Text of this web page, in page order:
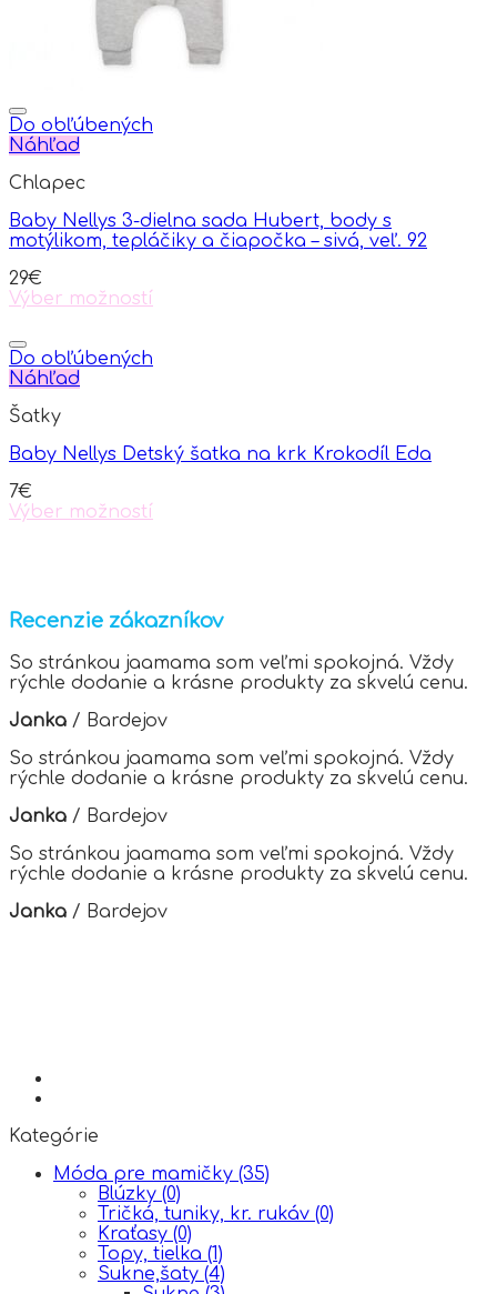
Do obľúbených
Náhľad
Chlapec
Baby Nellys 3-dielna sada Hubert, body s
motýlikom, tepláčiky a čiapočka – sivá, veľ. 92
29€
Výber možností
product
has
multiple
The
may
chosen
on
Do obľúbených
Náhľad
Šatky
Baby Nellys Detský šatka na krk Krokodíl Eda
7€
Výber možností
variants.
The
options
may
be
chosen
on
the
product
page
Recenzie zákazníkov
So stránkou jaamama som veľmi spokojná. Vždy
rýchle dodanie a krásne produkty za skvelú cenu.
Janka / Bardejov
So stránkou jaamama som veľmi spokojná. Vždy
rýchle dodanie a krásne produkty za skvelú cenu.
Janka / Bardejov
So stránkou jaamama som veľmi spokojná. Vždy
rýchle dodanie a krásne produkty za skvelú cenu.
Janka / Bardejov
Kategórie
Móda pre mamičky (35)
Blúzky (0)
Tričká, tuniky, kr. rukáv (0)
Kraťasy (0)
Topy, tielka (1)
Sukne,šaty (4)